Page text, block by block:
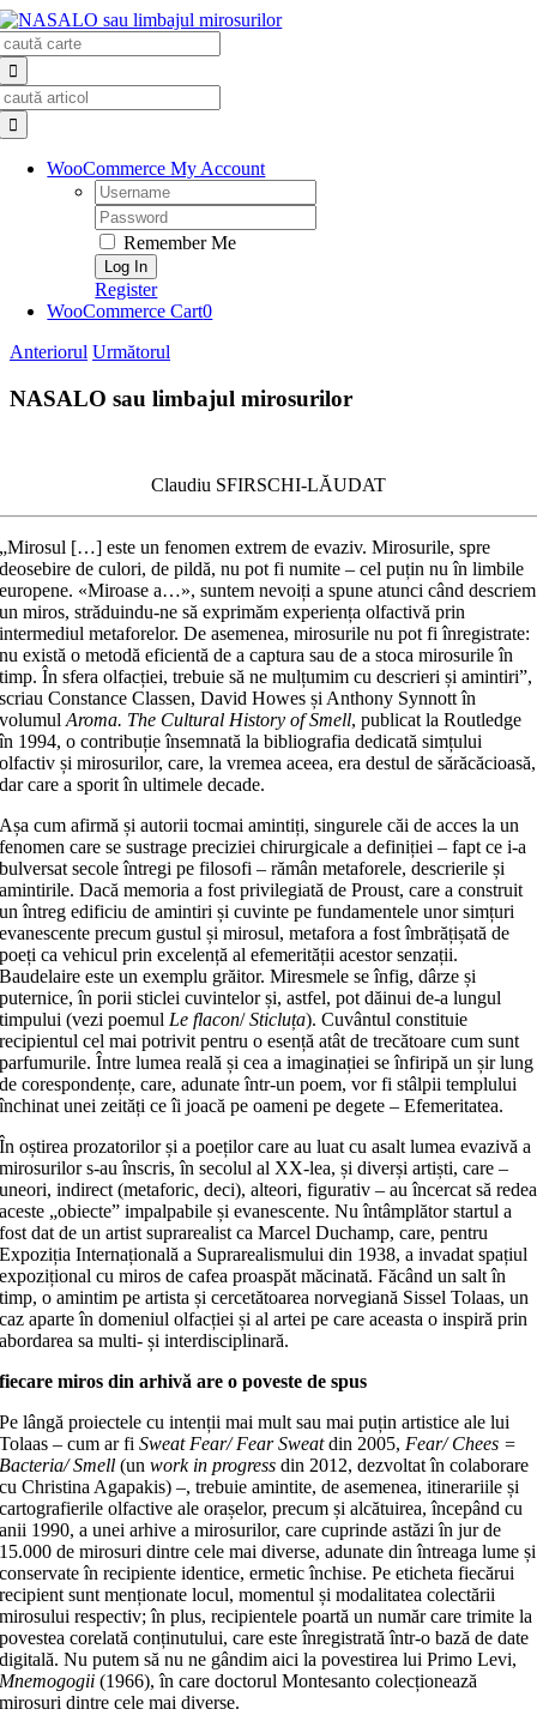
Skip
to
content
WooCommerce My Account
Username:
Password:
Remember Me
Register
WooCommerce Cart0
Anteriorul Următorul
NASALO sau limbajul mirosurilor
Claudiu SFIRSCHI-LĂUDAT
„Mirosul […] este un fenomen extrem de evaziv. Mirosurile, spre
deosebire de culori, de pildă, nu pot fi numite – cel puțin nu în limbile
europene. «Miroase a…», suntem nevoiți a spune atunci când descriem
un miros, străduindu-ne să exprimăm experiența olfactivă prin
intermediul metaforelor. De asemenea, mirosurile nu pot fi înregistrate:
nu există o metodă eficientă de a captura sau de a stoca mirosurile în
timp. În sfera olfacției, trebuie să ne mulțumim cu descrieri și amintiri”,
scriau Constance Classen, David Howes și Anthony Synnott în
volumulAroma. The Cultural History of Smell, publicat la Routledge
în 1994, o contribuție însemnată la bibliografia dedicată simțului
olfactiv și mirosurilor, care, la vremea aceea, era destul de sărăcăcioasă,
dar care a sporit în ultimele decade.
Așa cum afirmă și autorii tocmai amintiți, singurele căi de acces la un
fenomen care se sustrage preciziei chirurgicale a definiției – fapt ce i-a
bulversat secole întregi pe filosofi – rămân metaforele, descrierile și
amintirile. Dacă memoria a fost privilegiată de Proust, care a construit
un întreg edificiu de amintiri și cuvinte pe fundamentele unor simțuri
evanescente precum gustul și mirosul, metafora a fost îmbrățișată de
poeți ca vehicul prin excelență al efemerității acestor senzații.
Baudelaire este un exemplu grăitor. Miresmele se înfig, dârze și
puternice, în porii sticlei cuvintelor și, astfel, pot dăinui de-a lungul
timpului (vezi poemulLe flacon/Sticluța). Cuvântul constituie
recipientul cel mai potrivit pentru o esență atât de trecătoare cum sunt
parfumurile. Între lumea reală și cea a imaginației se înfiripă un șir lung
de corespondențe, care, adunate într-un poem, vor fi stâlpii templului
închinat unei zeități ce îi joacă pe oameni pe degete – Efemeritatea.
În oștirea prozatorilor și a poeților care au luat cu asalt lumea evazivă a
mirosurilor s-au înscris, în secolul al XX-lea, și diverși artiști, care –
uneori, indirect (metaforic, deci), alteori, figurativ – au încercat să redea
aceste „obiecte” impalpabile și evanescente. Nu întâmplător startul a
fost dat de un artist suprarealist ca Marcel Duchamp, care, pentru
Expoziția Internațională a Suprarealismului din 1938, a invadat spațiul
expozițional cu miros de cafea proaspăt măcinată. Făcând un salt în
timp, o amintim pe artista și cercetătoarea norvegiană Sissel Tolaas, un
caz aparte în domeniul olfacției și al artei pe care aceasta o inspiră prin
abordarea sa multi- și interdisciplinară.
fiecare miros din arhivă are o poveste de spus
Pe lângă proiectele cu intenții mai mult sau mai puțin artistice ale lui
Tolaas – cum ar fiSweat Fear/ Fear Sweatdin 2005,Fear/ Chees =
Bacteria/ Smell (unwork in progress din 2012, dezvoltat în colaborare
cu Christina Agapakis) –, trebuie amintite, de asemenea, itinerariile și
cartografierile olfactive ale orașelor, precum și alcătuirea, începând cu
anii 1990, a unei arhive a mirosurilor, care cuprinde astăzi în jur de
15.000 de mirosuri dintre cele mai diverse, adunate din întreaga lume și
conservate în recipiente identice, ermetic închise. Pe eticheta fiecărui
recipient sunt menționate locul, momentul și modalitatea colectării
mirosului respectiv; în plus, recipientele poartă un număr care trimite la
povestea corelată conținutului, care este înregistrată într-o bază de date
digitală. Nu putem să nu ne gândim aici la povestirea lui Primo Levi,
Mnemogogii (1966), în care doctorul Montesanto colecționează
mirosuri dintre cele mai diverse.